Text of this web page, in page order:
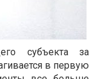
субъекта за
в первую